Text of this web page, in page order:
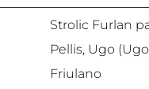
Strolic Furlan
Pellis, Ugo
Friulano